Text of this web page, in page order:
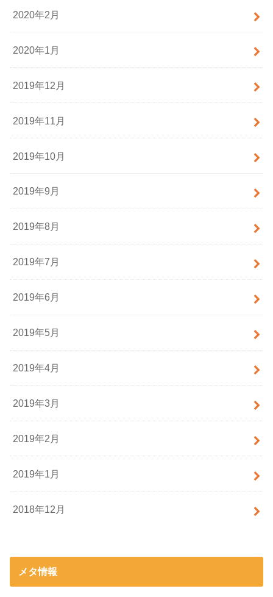
2020年2月
2020年1月
2019年12月
2019年11月
2019年10月
2019年9月
2019年8月
2019年7月
2019年6月
2019年5月
2019年4月
2019年3月
2019年2月
2019年1月
2018年12月
メタ情報